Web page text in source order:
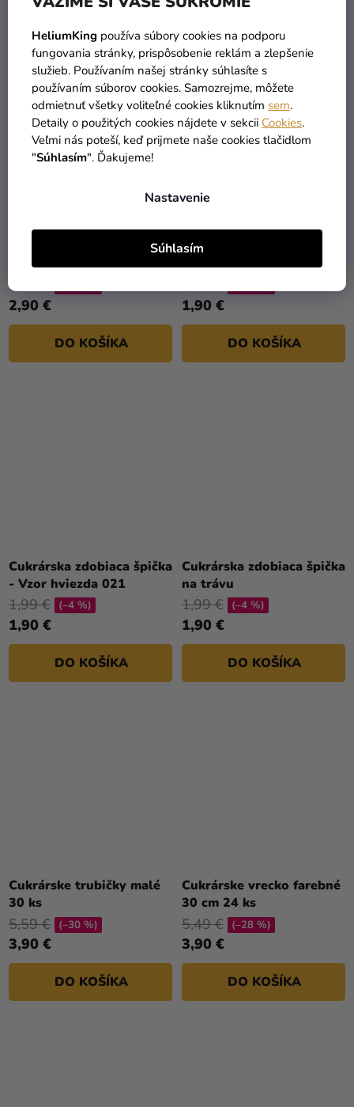
HeliumKing používa súbory cookies na podporu
fungovania stránky, prispôsobenie reklám a zlepšenie
služieb. Používaním našej stránky súhlasíte s
používaním súborov cookies. Samozrejme, môžete
odmietnuť všetky voliteľné cookies kliknutím sem.
Detaily o použitých cookies nájdete v sekcii Cookies.
Veľmi nás poteší, keď prijmete naše cookies tlačidlom
"Súhlasím". Ďakujeme!
Nastavenie
Súhlasím
Cukrárska zdobiaca špička
- ruža 1 ks
2,90 €
3,99 €
DO KOŠÍKA
Cukrárska zdobiaca špička
- viacotvorová #234
1,90 €
DO KOŠÍKA
Cukrárska zdobiaca špička
- Vzor hviezda 021
1,90 €
1,99 € (–4 %)
DO KOŠÍKA
Cukrárska zdobiaca špička
na trávu
1,90 €
1,99 € (–4 %)
DO KOŠÍKA
Cukrárske trubičky malé
30 ks
3,90 €
5,59 € (–30 %)
DO KOŠÍKA
Cukrárske vrecko farebné
30 cm 24 ks
3,90 €
5,49 € (–28 %)
DO KOŠÍKA